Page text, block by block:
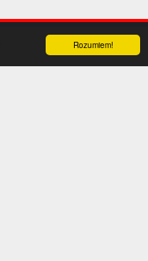
Rozumiem!